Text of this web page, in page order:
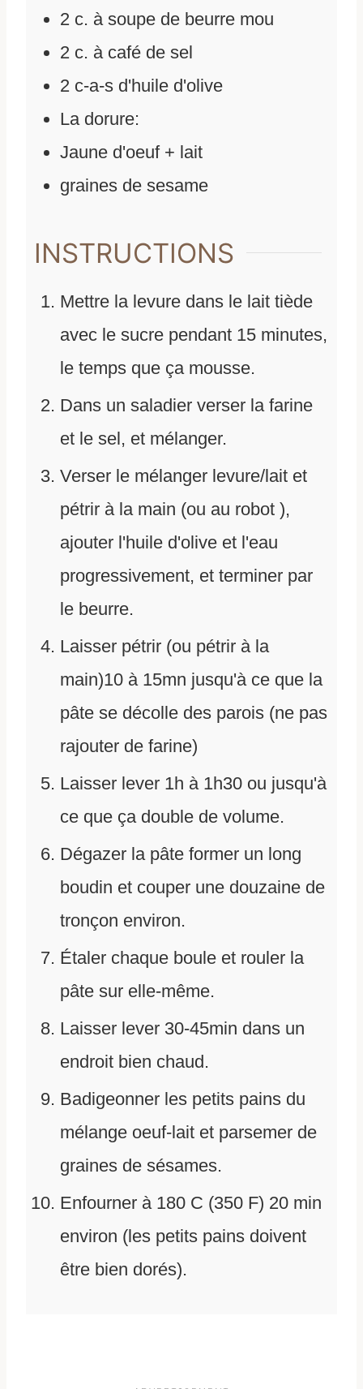
2 c. à soupe de beurre mou
2 c. à café de sel
2 c-a-s d'huile d'olive
La dorure:
Jaune d'oeuf + lait
graines de sesame
INSTRUCTIONS
Mettre la levure dans le lait tiède
avec le sucre pendant 15 minutes,
le temps que ça mousse.
Dans un saladier verser la farine
et le sel, et mélanger.
Verser le mélanger levure/lait et
pétrir à la main (ou au robot ),
ajouter l'huile d'olive et l'eau
progressivement, et terminer par
le beurre.
Laisser pétrir (ou pétrir à la
main)10 à 15mn jusqu'à ce que la
pâte se décolle des parois (ne pas
rajouter de farine)
Laisser lever 1h à 1h30 ou jusqu'à
ce que ça double de volume.
Dégazer la pâte former un long
boudin et couper une douzaine de
tronçon environ.
Étaler chaque boule et rouler la
pâte sur elle-même.
Laisser lever 30-45min dans un
endroit bien chaud.
Badigeonner les petits pains du
mélange oeuf-lait et parsemer de
graines de sésames.
Enfourner à 180 C (350 F) 20 min
environ (les petits pains doivent
être bien dorés).